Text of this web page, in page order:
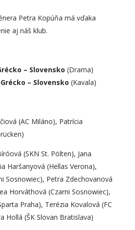
Petra Kopúňa má vďaka
aj náš klub.
– Slovensko (Drama)
Grécko – Slovensko (Kavala)
(AC Miláno), Patrícia
(SKN St. Pölten), Jana
Haršanyová (Hellas Verona),
Sosnowiec), Petra Zdechovanová
Horváthová (Czarni Sosnowiec),
Praha), Terézia Kovalová (FC
Hollá (ŠK Slovan Bratislava)